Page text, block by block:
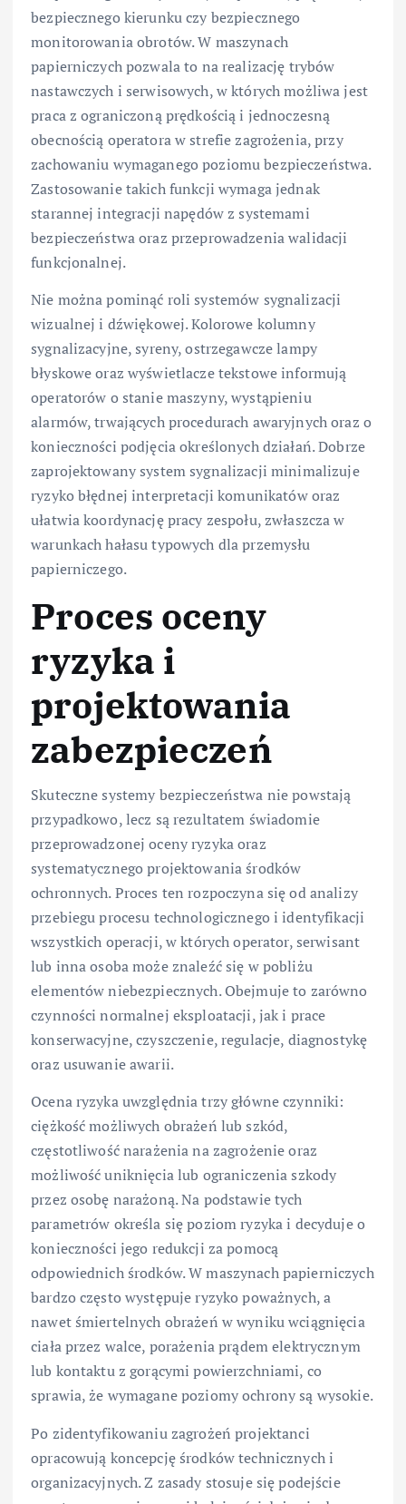
bezpiecznego kierunku czy bezpiecznego
monitorowania obrotów. W maszynach
papierniczych pozwala to na realizację trybów
nastawczych i serwisowych, w których możliwa jest
praca z ograniczoną prędkością i jednoczesną
obecnością operatora w strefie zagrożenia, przy
zachowaniu wymaganego poziomu bezpieczeństwa.
Zastosowanie takich funkcji wymaga jednak
starannej integracji napędów z systemami
bezpieczeństwa oraz przeprowadzenia walidacji
funkcjonalnej.
Nie można pominąć roli systemów sygnalizacji
wizualnej i dźwiękowej. Kolorowe kolumny
sygnalizacyjne, syreny, ostrzegawcze lampy
błyskowe oraz wyświetlacze tekstowe informują
operatorów o stanie maszyny, wystąpieniu
alarmów, trwających procedurach awaryjnych oraz o
konieczności podjęcia określonych działań. Dobrze
zaprojektowany system sygnalizacji minimalizuje
ryzyko błędnej interpretacji komunikatów oraz
ułatwia koordynację pracy zespołu, zwłaszcza w
warunkach hałasu typowych dla przemysłu
papierniczego.
Proces oceny
ryzyka i
projektowania
zabezpieczeń
Skuteczne systemy bezpieczeństwa nie powstają
przypadkowo, lecz są rezultatem świadomie
przeprowadzonej oceny ryzyka oraz
systematycznego projektowania środków
ochronnych. Proces ten rozpoczyna się od analizy
przebiegu procesu technologicznego i identyfikacji
wszystkich operacji, w których operator, serwisant
lub inna osoba może znaleźć się w pobliżu
elementów niebezpiecznych. Obejmuje to zarówno
czynności normalnej eksploatacji, jak i prace
konserwacyjne, czyszczenie, regulacje, diagnostykę
oraz usuwanie awarii.
Ocena ryzyka uwzględnia trzy główne czynniki:
ciężkość możliwych obrażeń lub szkód,
częstotliwość narażenia na zagrożenie oraz
możliwość uniknięcia lub ograniczenia szkody
przez osobę narażoną. Na podstawie tych
parametrów określa się poziom ryzyka i decyduje o
konieczności jego redukcji za pomocą
odpowiednich środków. W maszynach papierniczych
bardzo często występuje ryzyko poważnych, a
nawet śmiertelnych obrażeń w wyniku wciągnięcia
ciała przez walce, porażenia prądem elektrycznym
lub kontaktu z gorącymi powierzchniami, co
sprawia, że wymagane poziomy ochrony są wysokie.
Po zidentyfikowaniu zagrożeń projektanci
opracowują koncepcję środków technicznych i
organizacyjnych. Z zasady stosuje się podejście